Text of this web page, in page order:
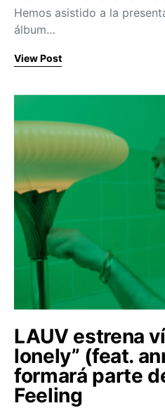
Hemos asistido a la
álbum…
View Post
LAUV estrena
lonely” (feat.
formará parte
Feeling